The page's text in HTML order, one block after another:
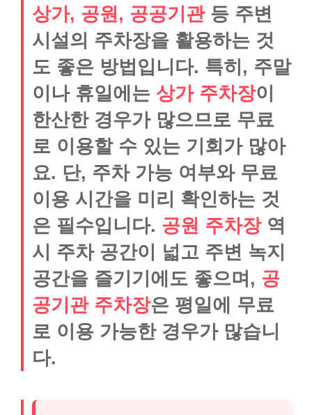
상가, 공원, 공공기관등 주변
시설의 주차장을 활용하는 것
도 좋은 방법입니다. 특히, 주말
이나 휴일에는 상가 주차장이
한산한 경우가 많으므로 무료
로 이용할 수 있는 기회가 많아
요. 단, 주차 가능 여부와 무료
이용 시간을 미리 확인하는 것
은 필수입니다. 공원 주차장역
시 주차 공간이 넓고 주변 녹지
공간을 즐기기에도 좋으며, 공
공기관 주차장은 평일에 무료
로 이용 가능한 경우가 많습니
다.